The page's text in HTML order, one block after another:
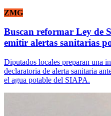
ZMG
Buscan reformar Ley de
emitir alertas sanitarias
Diputados locales preparan una
declaratoria de alerta sanitaria
el agua potable del SIAPA.